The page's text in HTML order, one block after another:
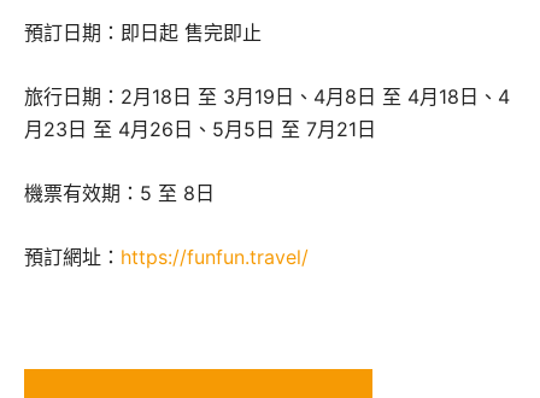
預訂日期：即日起 售完即止
旅行日期：2月18日 至 3月19日、4月8日 至 4月18日、4
月23日 至 4月26日、5月5日 至 7月21日
機票有效期：5 至 8日
預訂網址： https://funfun.travel/